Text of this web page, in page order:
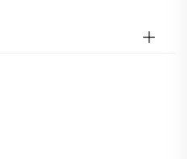
Abläufe
ist ein spezielles
von